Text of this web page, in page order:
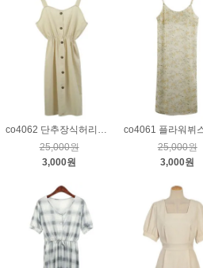
co4062 단추장식허리밴딩원피스_베이지
25,000원
3,000원
25,000원
3,000원